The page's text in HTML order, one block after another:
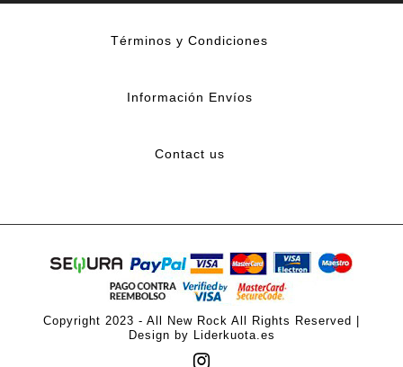
Términos y Condiciones
Información Envíos
Contact us
Copyright 2023 - All New Rock All Rights Reserved |
Design by Liderkuota.es